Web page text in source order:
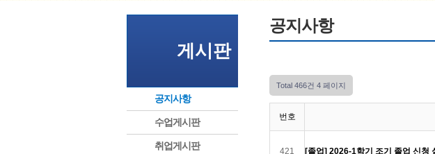
게시판
공지사항
수업게시판
취업게시판
공지사항
Total 466건 4 페이지
번호
421 [졸업] 2026-1학기 조기 졸업 신청